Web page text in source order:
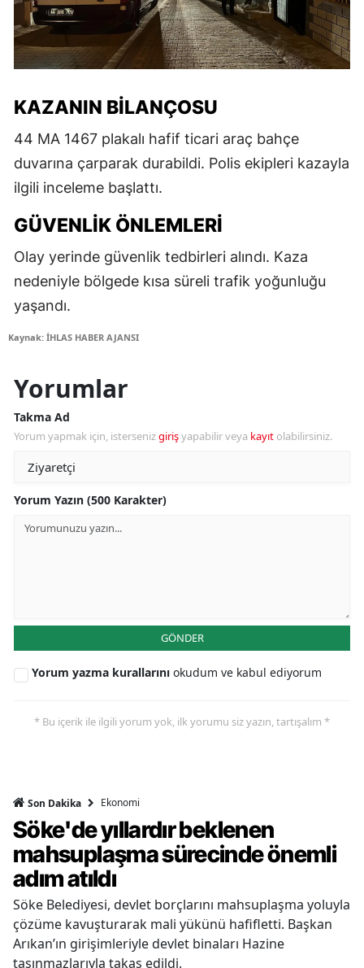
KAZANIN BILANÇOSU
44 MA 1467 plakalı hafif ticari araç bahçe
duvarına çarparak durabildi. Polis ekipleri kazayla
ilgili inceleme başlattı.
GÜVENLIK ÖNLEMLERI
Olay yerinde güvenlik tedbirleri alındı. Kaza
nedeniyle bölgede kısa süreli trafik yoğunluğu
yaşandı.
Kaynak: İHLAS HABER AJANSI
Yorumlar
Takma Ad
Yorum yapmak için, istersenizgirişyapabilir veya kayıt olabilirsiniz.
Yorum Yazın (500 Karakter)
GÖNDER
Yorum yazma kurallarını okudum ve kabul ediyorum
* Bu içerik ile ilgili yorum yok, ilk yorumu siz yazın, tartışalım *
Son Dakika Ekonomi
Söke'de yıllardır beklenen
mahsuplaşma sürecinde önemli
adım atıldı
Söke Belediyesi, devlet borçlarını mahsuplaşma yoluyla
çözüme kavuşturarak mali yükünü hafifletti. Başkan
Arıkan’ın girişimleriyle devlet binaları Hazine
taşınmazlarıyla takas edildi.